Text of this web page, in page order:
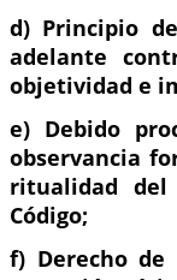
d) Principio
adelante
objetividad e
e) Debido
observancia
ritualidad del
Código;
f) Derecho